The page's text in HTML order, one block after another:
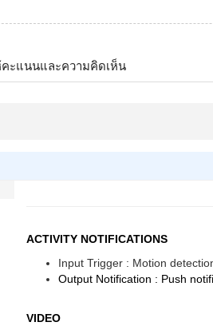
คะแนนและความคิดเห็น
ACTIVITY NOTIFICATIONS
Input Trigger : Motion
Output Notification : Push
VIDEO